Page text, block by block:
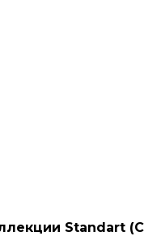
Standart